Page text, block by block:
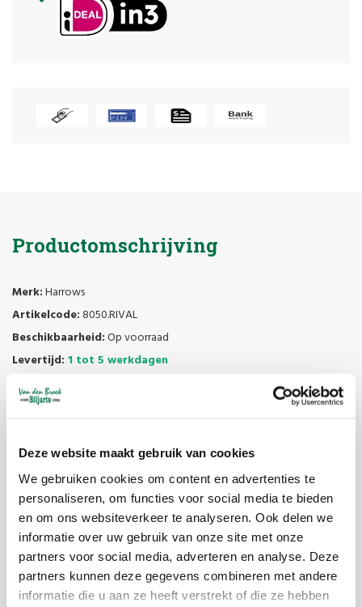
Deze website maakt gebruik van cookies
We gebruiken cookies om content en advertenties te
personaliseren, om functies voor social media te bieden
en om ons websiteverkeer te analyseren. Ook delen we
informatie over uw gebruik van onze site met onze
partners voor social media, adverteren en analyse. Deze
partners kunnen deze gegevens combineren met andere
informatie die u aan ze heeft verstrekt of die ze hebben
Productomschrijving
Merk:Harrows
Artikelcode: 8050.RIVAL
Beschikbaarheid:Op voorraad
Levertijd: 1 tot 5 werkdagen
DeHarrows Revere steeltip dartpijlen
zijn ontworpen met een
barrel van90% tungstenen zijn competitie gewogen met een
eentraditioneel profiel met een precisie gesneden
de volle lengte.
Hier zijn de specificaties voor de verschillende gewichten:
21 gram:
Lengte van de barrel:51 mm
Diameter van de barrel:6,6 mm